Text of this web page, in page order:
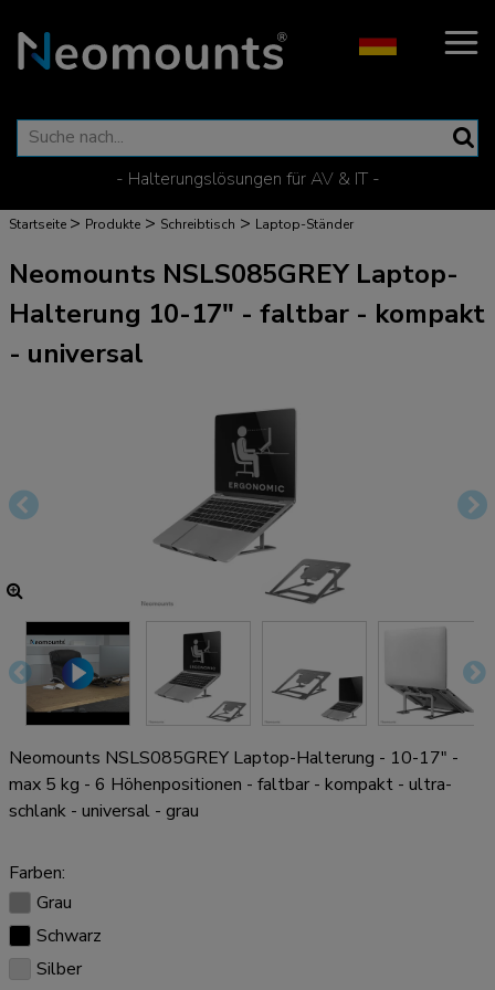
- Halterungslösungen für AV & IT -
Startseite > Produkte > Schreibtisch > Laptop-Ständer
Neomounts NSLS085GREY Laptop-
Halterung 10-17" - faltbar - kompakt
- universal
Neomounts NSLS085GREY Laptop-Halterung - 10-17" -
max 5 kg - 6 Höhenpositionen - faltbar - kompakt - ultra-
schlank - universal - grau
Farben:
Grau
Schwarz
Silber